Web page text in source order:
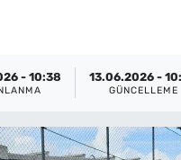
- 10:38 13.06.2026 -
GÜNCELLEME